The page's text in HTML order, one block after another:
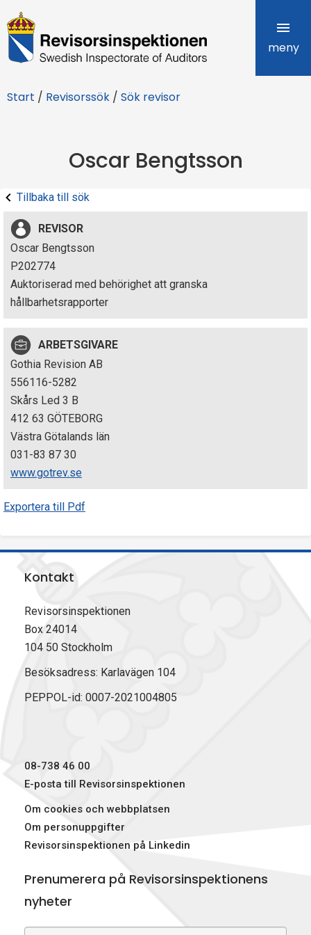
R
e
i
r
s
i
n
s
p
e
k
t
i
o
n
n
meny
Start / Revisorssök / Sök revisor
Oscar Bengtsson
Tillbaka till sök
REVISOR
Oscar Bengtsson
P202774
Auktoriserad med behörighet att granska
hållbarhetsrapporter
ARBETSGIVARE
Gothia Revision AB
556116-5282
Skårs Led 3 B
412 63 GÖTEBORG
Västra Götalands län
031-83 87 30
www.gotrev.se
Exportera till Pdf
Kontakt
Revisorsinspektionen
Box 24014
104 50 Stockholm
Besöksadress: Karlavägen 104
PEPPOL-id: 0007-2021004805
08-738 46 00
E-posta till Revisorsinspektionen
Om cookies och webbplatsen
Om personuppgifter
Revisorsinspektionen på Linkedin
Prenumerera på Revisorsinspektionens
nyheter